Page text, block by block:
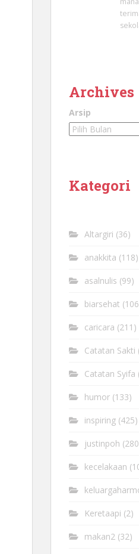
Archives
Arsip
Kategori
Altargiri (36)
anakkita (118)
asalnulis (99)
biarsehat
caricara (211)
Catatan Sakti
Catatan Syifa
humor (133)
inspiring (425)
justinpoh
kecelakaan
Keretaapi (2)
makan2 (32)